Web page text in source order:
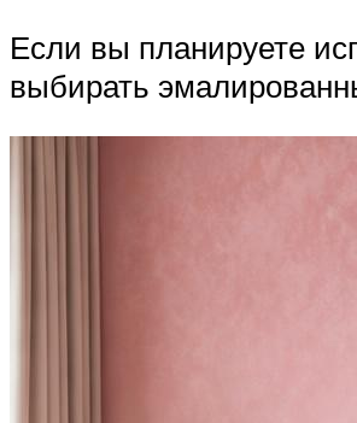
Если вы планируете
выбирать